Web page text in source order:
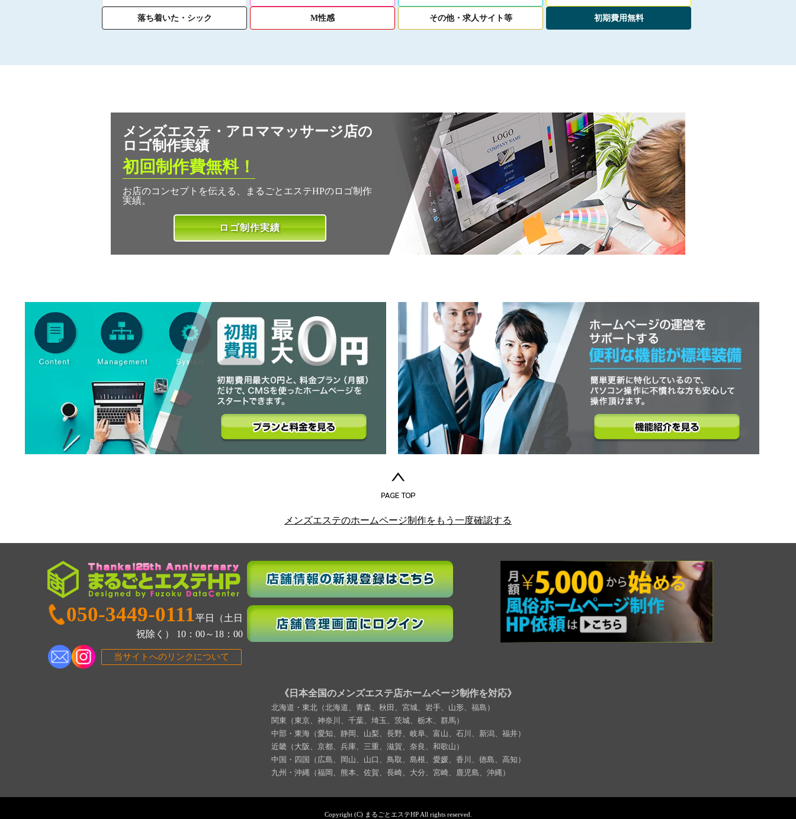
落ち着いた ・ シック M性感 その他・ 求人サイト等 初期費用無料
メンズエステ・アロママッサージ店の
ロゴ制作実績
初回制作費無料！
お店のコンセプトを伝える、まるごとエステHPのロゴ制作
実績。
ロゴ制作実績
メンズエステのホームページ制作をもう一度確認する
050-3449-0111平日（土日
祝除く） 10：00～18：00
当サイトへのリンクについて
《日本全国のメンズエステ店ホームページ制作を対応》
北海道・東北（北海道、青森、秋田、宮城、岩手、山形、福島）
関東（東京、神奈川、千葉、埼玉、茨城、栃木、群馬）
中部・東海（愛知、静岡、山梨、長野、岐阜、富山、石川、新潟、福井）
近畿（大阪、京都、兵庫、三重、滋賀、奈良、和歌山）
中国・四国（広島、岡山、山口、鳥取、島根、愛媛、香川、徳島、高知）
九州・沖縄（福岡、熊本、佐賀、長崎、大分、宮崎、鹿児島、沖縄）
Copyright (C) まるごとエステHP All rights reserved.